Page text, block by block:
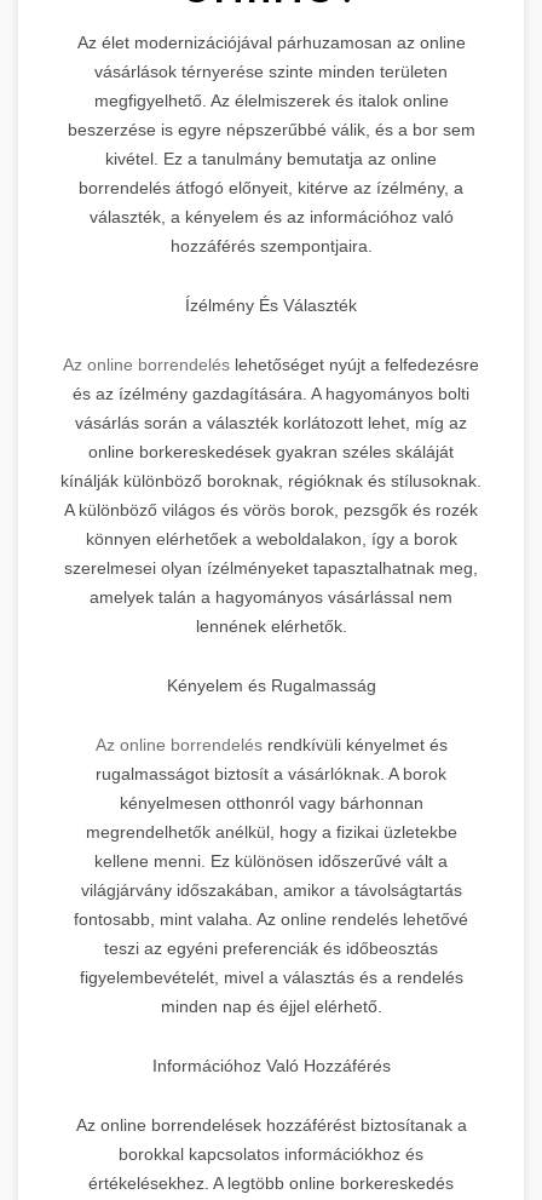
Az élet modernizációjával párhuzamosan az online
vásárlások térnyerése szinte minden területen
megfigyelhető. Az élelmiszerek és italok online
beszerzése is egyre népszerűbbé válik, és a bor sem
kivétel. Ez a tanulmány bemutatja az online
borrendelés átfogó előnyeit, kitérve az ízélmény, a
választék, a kényelem és az információhoz való
hozzáférés szempontjaira.
Ízélmény És Választék
Az online borrendelés lehetőséget nyújt a felfedezésre
és az ízélmény gazdagítására. A hagyományos bolti
vásárlás során a választék korlátozott lehet, míg az
online borkereskedések gyakran széles skáláját
kínálják különböző boroknak, régióknak és stílusoknak.
A különböző világos és vörös borok, pezsgők és rozék
könnyen elérhetőek a weboldalakon, így a borok
szerelmesei olyan ízélményeket tapasztalhatnak meg,
amelyek talán a hagyományos vásárlással nem
lennének elérhetők.
Kényelem és Rugalmasság
Az online borrendelésrendkívüli kényelmet és
rugalmasságot biztosít a vásárlóknak. A borok
kényelmesen otthonról vagy bárhonnan
megrendelhetők anélkül, hogy a fizikai üzletekbe
kellene menni. Ez különösen időszerűvé vált a
világjárvány időszakában, amikor a távolságtartás
fontosabb, mint valaha. Az online rendelés lehetővé
teszi az egyéni preferenciák és időbeosztás
figyelembevételét, mivel a választás és a rendelés
minden nap és éjjel elérhető.
Információhoz Való Hozzáférés
Az online borrendelések hozzáférést biztosítanak a
borokkal kapcsolatos információkhoz és
értékelésekhez. A legtöbb online borkereskedés